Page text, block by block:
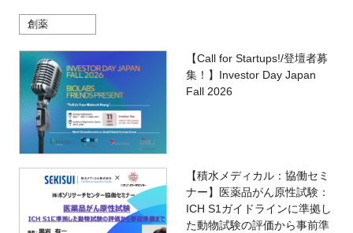
創薬
【Call for Startups!/登壇者募
集！】Investor Day Japan
Fall 2026
【積水メディカル：協働セミ
ナー】医薬品がん原性試験：
ICH S1ガイドラインに準拠し
た動物試験の評価から事前準